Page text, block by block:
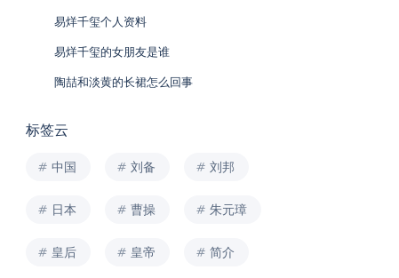
易烊千玺个人资料
易烊千玺的女朋友是谁
陶喆和淡黄的长裙怎么回事
标签云
中国 刘备 刘邦
日本 曹操 朱元璋
皇后 皇帝 简介